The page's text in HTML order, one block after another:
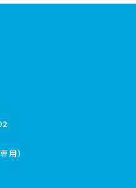
用）